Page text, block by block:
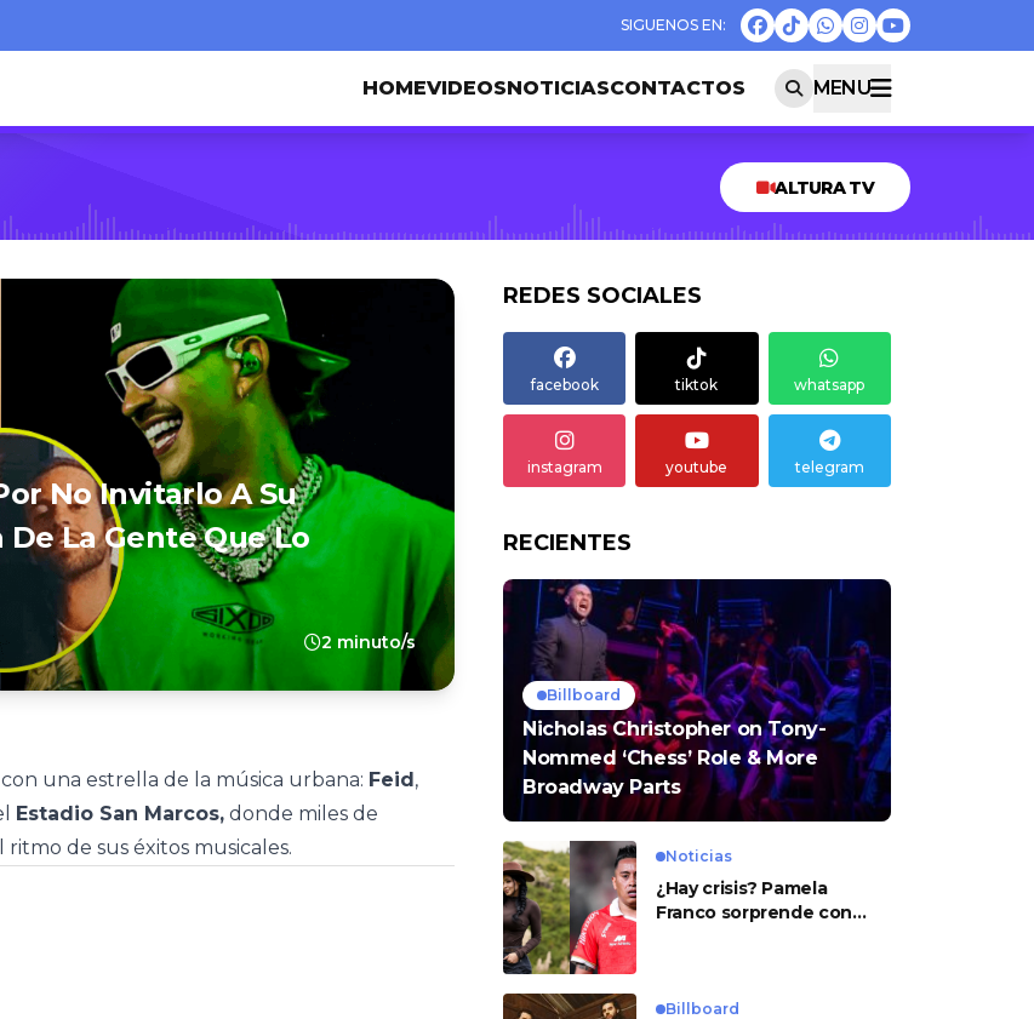
HOMEVIDEOSNOTICIASCONTACTOS MENU
ALTURA TV
No Invitarlo A Su
De La Gente Que Lo
2 minuto/s
una estrella de la música urbana: Feid,
Estadio San Marcos, donde miles de
de sus éxitos musicales.
REDES SOCIALES
facebook tiktok whatsapp
instagram youtube telegram
RECIENTES
Billboard
Nicholas Christopher on Tony-
Nommed ‘Chess’ Role & More
Broadway Parts
Noticias
¿Hay crisis? Pamela
Franco sorprende con
Billboard